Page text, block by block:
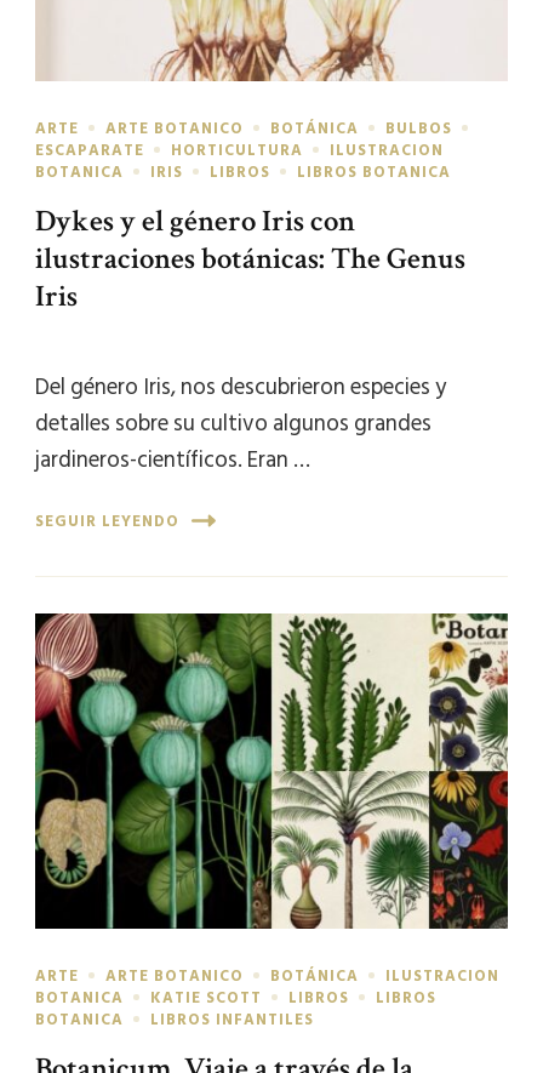
ARTE ARTE BOTANICO BOTÁNICA
BULBOS
ESCAPARATE
HORTICULTURA
ILUSTRACION
BOTANICA
IRIS LIBROS LIBROS BOTANICA
Dykes y el género Iris con
ilustraciones botánicas: The Genus
Iris
Del género Iris, nos descubrieron especies y
detalles sobre su cultivo algunos grandes
jardineros-científicos. Eran …
SEGUIR LEYENDO
ARTE ARTE BOTANICO BOTÁNICA
ILUSTRACION
BOTANICA
KATIE SCOTT LIBROS
LIBROS
BOTANICA
LIBROS INFANTILES